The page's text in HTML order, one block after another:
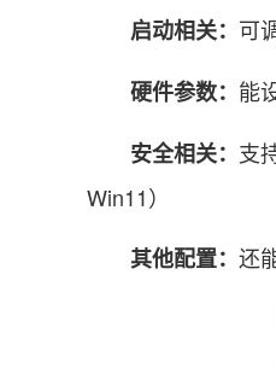
启动相关： 可
硬件参数： 能
安全相关： 支
Win11）
其他配置： 还